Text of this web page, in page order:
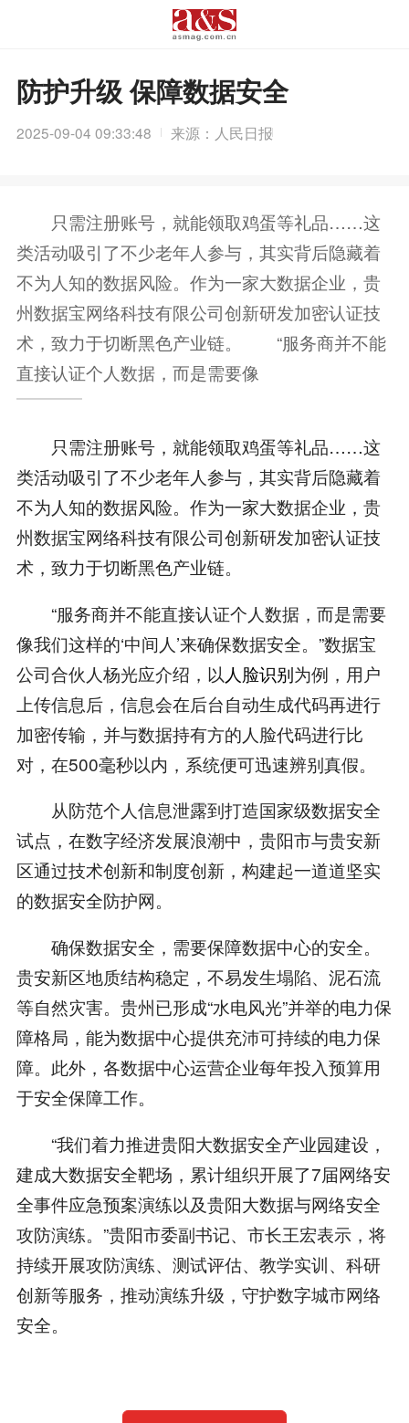
防护升级 保障数据安全
2025-09-04 09:33:48 来源：人民日报
只需注册账号，就能领取鸡蛋等礼品……这
类活动吸引了不少老年人参与，其实背后隐藏着
不为人知的数据风险。作为一家大数据企业，贵
州数据宝网络科技有限公司创新研发加密认证技
术，致力于切断黑色产业链。 “服务商并不能
直接认证个人数据，而是需要像
只需注册账号，就能领取鸡蛋等礼品……这
类活动吸引了不少老年人参与，其实背后隐藏着
不为人知的数据风险。作为一家大数据企业，贵
州数据宝网络科技有限公司创新研发加密认证技
术，致力于切断黑色产业链。
“服务商并不能直接认证个人数据，而是需要
像我们这样的‘中间人’来确保数据安全。”数据宝
公司合伙人杨光应介绍，以 人脸识别为例，用户
上传信息后，信息会在后台自动生成代码再进行
加密传输，并与数据持有方的人脸代码进行比
对，在500毫秒以内，系统便可迅速辨别真假。
从防范个人信息泄露到打造国家级数据安全
试点，在数字经济发展浪潮中，贵阳市与贵安新
区通过技术创新和制度创新，构建起一道道坚实
的数据安全防护网。
确保数据安全，需要保障数据中心的安全。
贵安新区地质结构稳定，不易发生塌陷、泥石流
等自然灾害。贵州已形成“水电风光”并举的电力保
障格局，能为数据中心提供充沛可持续的电力保
障。此外，各数据中心运营企业每年投入预算用
于安全保障工作。
“我们着力推进贵阳大数据安全产业园建设，
建成大数据安全靶场，累计组织开展了7届网络安
全事件应急预案演练以及贵阳大数据与网络安全
攻防演练。”贵阳市委副书记、市长王宏表示，将
持续开展攻防演练、测试评估、教学实训、科研
创新等服务，推动演练升级，守护数字城市网络
安全。